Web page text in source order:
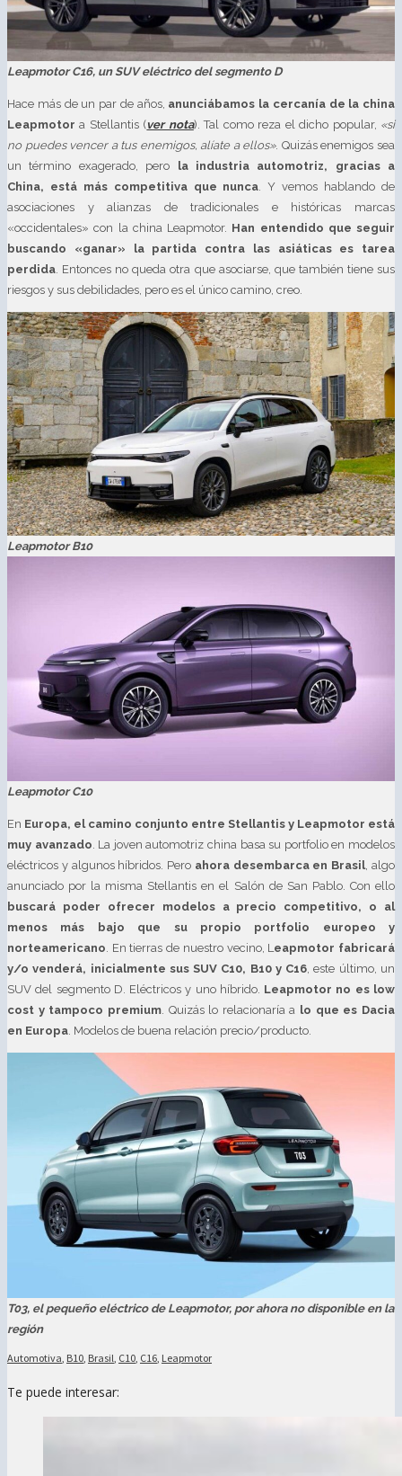
Leapmotor C16, un SUV eléctrico del segmento D
Hace más de un par de años, anunciábamos la cercanía de la china
Leapmotor a Stellantis (ver nota). Tal como reza el dicho popular, «si
no puedes vencer a tus enemigos, alíate a ellos». Quizás enemigos sea
un término exagerado, pero
la industria automotriz, gracias a
China, está más competitiva que nunca . Y vemos hablando de
asociaciones y alianzas de tradicionales e históricas marcas
«occidentales» con la china Leapmotor. Han entendido que seguir
buscando «ganar» la partida contra las asiáticas es tarea
perdida . Entonces no queda otra que asociarse, que también tiene sus
riesgos y sus debilidades, pero es el único camino, creo.
Leapmotor B10
Leapmotor C10
En Europa, el camino conjunto entre Stellantis y Leapmotor está
muy avanzado . La joven automotriz china basa su portfolio en modelos
eléctricos y algunos híbridos. Pero ahora desembarca en Brasil, algo
anunciado por la misma Stellantis en el Salón de San Pablo. Con ello
buscará poder ofrecer modelos a precio competitivo, o al
menos más bajo que su propio portfolio europeo y
norteamericano . En tierras de nuestro vecino, L eapmotor fabricará
y/o venderá, inicialmente sus SUV C10, B10 y C16 , este último, un
SUV del segmento D. Eléctricos y uno híbrido. Leapmotor no es low
cost y tampoco premium. Quizás lo relacionaría a lo que es Dacia
en Europa . Modelos de buena relación precio/producto.
T03, el pequeño eléctrico de Leapmotor, por ahora no disponible en la
región
Automotiva B10 Brasil C10 C16 Leapmotor
Te puede interesar: